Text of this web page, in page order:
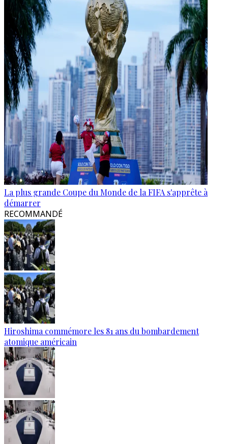
La plus grande Coupe du Monde de la FIFA s'apprête à
démarrer
RECOMMANDÉ
Hiroshima commémore les 81 ans du bombardement
atomique américain